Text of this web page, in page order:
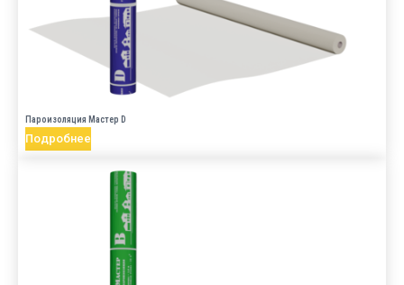
Пароизоляция Мастер D
Подробнее